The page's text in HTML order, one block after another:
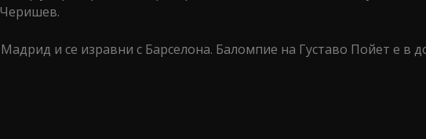
и се изравни с Барселона. Баломпие на Густаво Пойет е в